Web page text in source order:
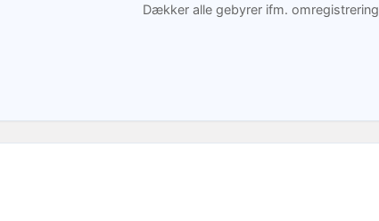
Dækker alle gebyrer ifm. omregistrering